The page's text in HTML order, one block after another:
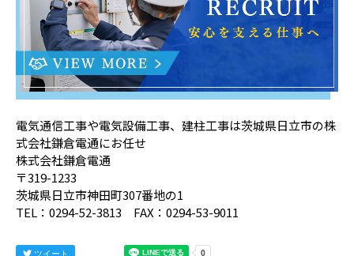
電気通信工事や電気設備工事、建柱工事は茨城県日立市の株
式会社鎌倉電通にお任せ
株式会社鎌倉電通
〒319-1233
茨城県日立市神田町307番地の1
TEL：0294-52-3813 FAX：0294-53-9011
ツイート